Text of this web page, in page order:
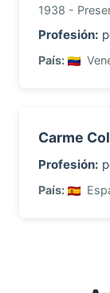
1938 -
Profesión:
País:
Carme
Profesión:
País: